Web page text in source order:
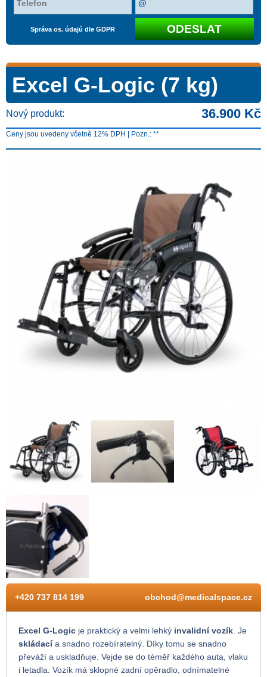
Správa os. údajů dle GDPR
Excel G-Logic (7 kg)
Nový produkt: 36.900 Kč
Ceny jsou uvedeny včetně 12% DPH | Pozn.: **
+420 737 814 199 obchod@medicalspace.cz
Excel G-Logic je praktický a velmi lehký invalidní vozík. Je
skládacía snadno rozebíratelný. Díky tomu se snadno
převáží a uskladňuje. Vejde se do téměř každého auta, vlaku
i letadla. Vozík má sklopné zadní opěradlo, odnímatelné